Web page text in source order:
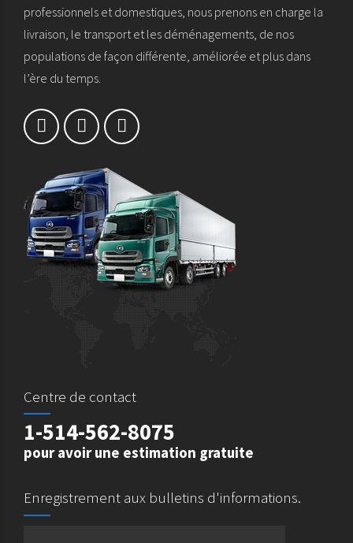
professionnels et domestiques, nous prenons en charge la
livraison, le transport et les déménagements, de nos
populations de façon différente, améliorée et plus dans
l’ère du temps.
Centre de contact
1-514-562-8075
pour avoir une estimation gratuite
Enregistrement aux bulletins d'informations.